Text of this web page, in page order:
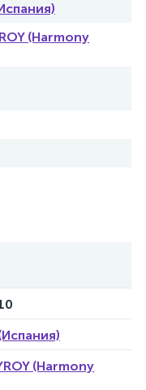
(Harmony
(Harmony